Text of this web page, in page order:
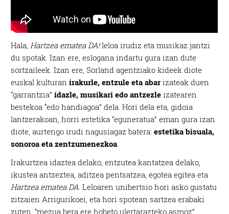
Hala, Hartzea ematea DA!leloa irudiz eta musikaz jantzi
du spotak. Izan ere, eslogana indartu gura izan dute
sortzaileek. Izan ere, Sorland agentziako kideek diote
euskal kulturanirakurle, entzule eta abar izateak duen
“garrantzia”idazle, musikari edo antzezle izatearen
bestekoa “edo handiagoa” dela. Hori dela eta, gidoia
lantzerakoan, horri estetika “eguneratua” eman gura izan
diote, aurtengo irudi nagusiagaz batera: estetika bisuala,
sonoroa eta zentzumenezkoa
Irakurtzea idaztea delako, entzutea kantatzea delako,
ikustea antzeztea, aditzea pentsatzea, egotea egitea eta
Hartzea ematea DA . Leloaren unibertsio hori asko gustatu
zitzaien Arrigurikoei, eta hori spotean sartzea erabaki
zuten, “mezua bera ere hobeto ulertarazteko asmoz”.